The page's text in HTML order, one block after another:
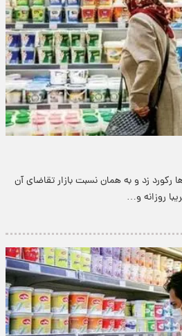
زد و به همان نسبت بازار تقاضای آن
روزانه و…